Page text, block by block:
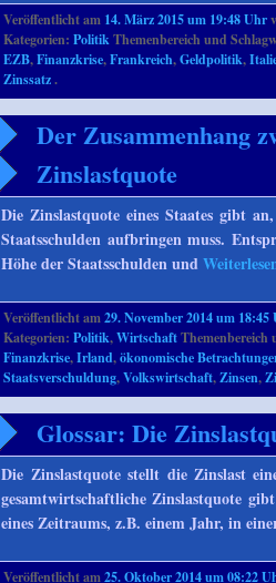
Veröffentlicht am 14. März 2015 um 19:48 Uhr
Kategorien:PolitikThemenbereich und
EZB,Finanzkrise,Frankreich,Geldpolitik,
Zinssatz.
Der Zusammenhang
Zinslastquote
Die Zinslastquote eines Staates gibt
Staatsschulden aufbringen muss.
Höhe der Staatsschulden und
Veröffentlicht am29. November 2014 um 18:45
Kategorien:Politik,Wirtschaft
Finanzkrise,Irland,ökonomische
Staatsverschuldung,Volkswirtschaft,Zinsen,
Glossar: Die
Die Zinslastquote stellt die Zinslast
gesamtwirtschaftliche Zinslastquote
eines Zeitraums, z.B. einem Jahr, in
Veröffentlicht am25. Oktober 2014 um 08:22